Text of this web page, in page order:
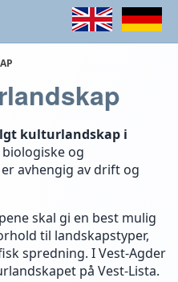
kulturlandskap i
og
avhengig av drift og
skal gi en best mulig
til landskapstyper,
spredning. I Vest-Agder
på Vest-Lista.